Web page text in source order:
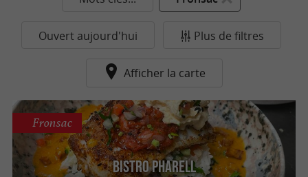
Ouvert aujourd'hui Plus de filtres
Afficher la carte
Bistro Pharell
Fronsac